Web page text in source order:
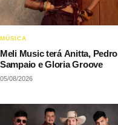
MÚSICA
Meli Music terá Anitta, Pedro
Sampaio e Gloria Groove
05/08/2026